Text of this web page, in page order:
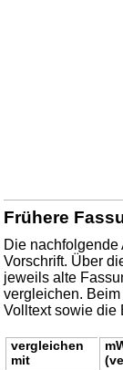
Frühere
Die
Vorschrift. Über
jeweils alte
vergleichen.
Volltext sowie die
vergleichen
mit